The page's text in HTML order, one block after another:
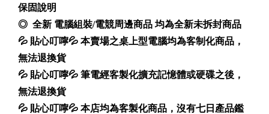
保固說明
◎ 全新 電腦組裝/電競周邊商品 均為全新未拆封商品
💦 貼心叮嚀💦 本賣場之桌上型電腦均為客制化商品，
無法退換貨
💦 貼心叮嚀💦 筆電經客製化擴充記憶體或硬碟之後，
無法退換貨
💦 貼心叮嚀💦 本店均為客製化商品，沒有七日產品鑑